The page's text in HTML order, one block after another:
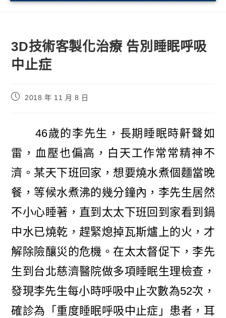
3D技術客製化治療 告別睡眠呼吸
中止症
2018 年 11 月 8 日
46歲的李先生，長期睡眠時鼾聲如
雷，血壓也偏高，白天工作常常精神不
濟。某天下班回家，想要燒水煮個麵當晚
餐，等候水煮沸的幾分鐘內，李先生居然
不小心睡著，直到太太下班回到家看到鍋
中水已燒乾，趕緊熄掉瓦斯爐上的火，才
解除險釀災的危機。在太太督促下，李先
生到台北慈濟醫院做多項睡眠生理檢查，
發現李先生每小時呼吸中止次數為52次，
確診為「重度睡眠呼吸中止症」患者，耳